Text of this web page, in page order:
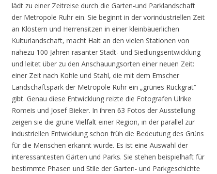
lädt zu einer Zeitreise durch die Garten-und Parklandschaft
der Metropole Ruhr ein. Sie beginnt in der vorindustriellen Zeit
an Klöstern und Herrensitzen in einer kleinbäuerlichen
Kulturlandschaft, macht Halt an den vielen Stationen von
nahezu 100 Jahren rasanter Stadt- und Siedlungsentwicklung
und leitet über zu den Anschauungsorten einer neuen Zeit:
einer Zeit nach Kohle und Stahl, die mit dem Emscher
Landschaftspark der Metropole Ruhr ein „grünes Rückgrat“
gibt. Genau diese Entwicklung reizte die Fotografen Ulrike
Romeis und Josef Bieker. In ihren 63 Fotos der Ausstellung
zeigen sie die grüne Vielfalt einer Region, in der parallel zur
industriellen Entwicklung schon früh die Bedeutung des Grüns
für die Menschen erkannt wurde. Es ist eine Auswahl der
interessantesten Gärten und Parks. Sie stehen beispielhaft für
bestimmte Phasen und Stile der Garten- und Parkgeschichte